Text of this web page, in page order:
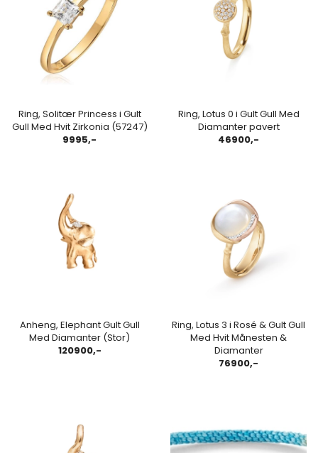
Ring, Solitær Princess i Gult
Gull Med Hvit Zirkonia (57247)
9995,-
Ring, Lotus 0 i Gult Gull Med
Diamanter pavert
46900,-
Anheng, Elephant Gult Gull
Med Diamanter (Stor)
120900,-
Ring, Lotus 3 i Rosé & Gult Gull
Med Hvit Månesten &
Diamanter
76900,-